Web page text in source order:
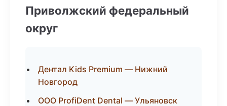
Приволжский федеральный
округ
Дентал Kids Premium — Нижний
Новгород
ООО ProfiDent Dental — Ульяновск